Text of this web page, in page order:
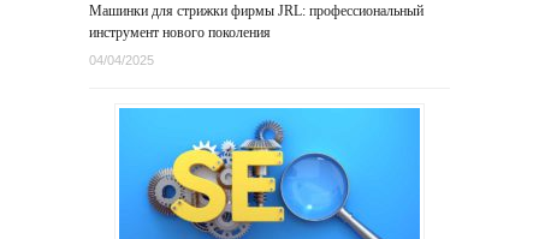
Машинки для стрижки фирмы JRL: профессиональный
инструмент нового поколения
04/04/2025